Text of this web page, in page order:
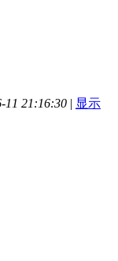
11 21:16:30 | 显示